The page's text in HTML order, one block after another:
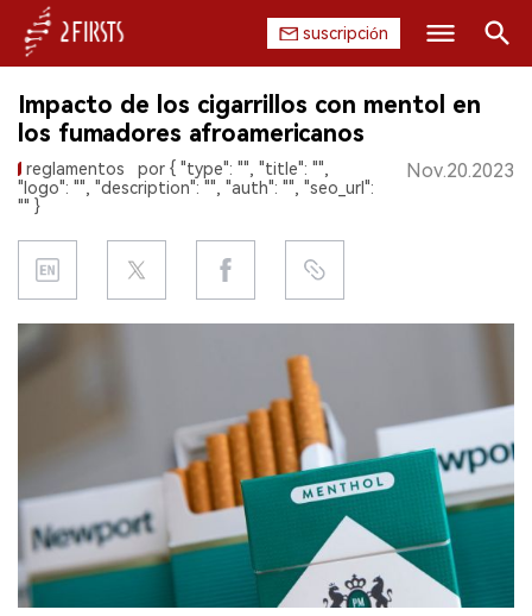
suscripción
INICIO
EMPRESA
CHINA
ENTREVISTA
Buscar
Impacto de los cigarrillos con mentol en
los fumadores afroamericanos
reglamentos
por { "type": "", "title": "",
"logo": "", "description": "", "auth": "", "seo_url":
"" }
Nov.20.2023